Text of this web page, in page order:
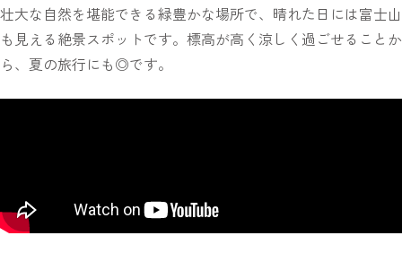
壮大な自然を堪能できる緑豊かな場所で、晴れた日には富士山
も見える絶景スポットです。標高が高く涼しく過ごせることか
ら、夏の旅行にも◎です。